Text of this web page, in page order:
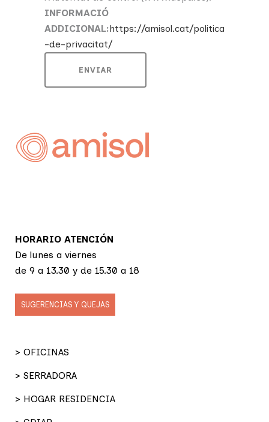
INFORMACIÓ
ADDICIONAL:https://amisol.cat/politica
-de-privacitat/
HORARIO ATENCIÓN
De lunes a viernes
de 9 a 13.30 y de 15.30 a 18
SUGERENCIAS Y QUEJAS
> OFICINAS
> SERRADORA
> HOGAR RESIDENCIA